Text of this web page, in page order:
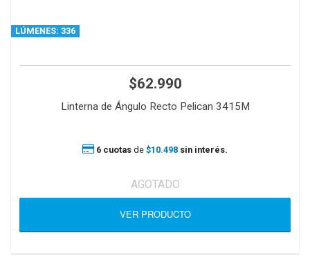
LÚMENES: 336
$62.990
Linterna de Ángulo Recto Pelican 3415M
6 cuotas de $10.498 sin interés.
AGOTADO
VER PRODUCTO